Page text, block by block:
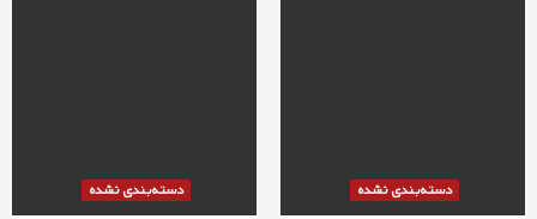
دسته‌بندی نشده دسته‌بندی نشده